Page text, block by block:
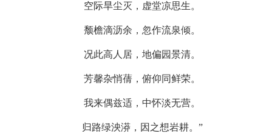
空际旱尘灭，虚堂凉思生。
颓檐滴沥余，忽作流泉倾。
况此高人居，地偏园景清。
芳馨杂悄蒨，俯仰同鲜荣。
我来偶兹适，中怀淡无营。
归路绿泱漭，因之想岩耕。 ”